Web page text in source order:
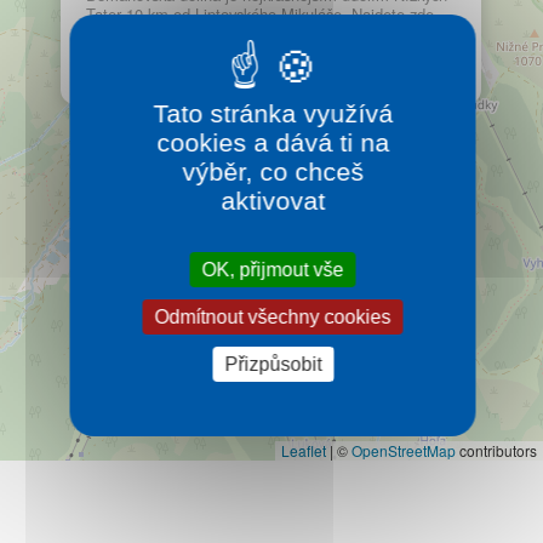
Tater 10 km od Liptovského Mikuláše. Najdete zde
možnosti pro letní turistiku, překrásnou floru a faunu.
Leaflet | ©OpenStreetMapcontributors
Tato stránka využívá
cookies a dává ti na
výběr, co chceš
aktivovat
OK, přijmout vše
Odmítnout všechny cookies
Přizpůsobit